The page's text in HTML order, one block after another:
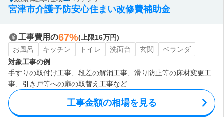
宮津市介護予防安心住まい改修費補助金
工事費用の67%(上限16万円)
お風呂
キッチン トイレ 洗面台 玄関
ベランダ
対象工事の例
手すりの取付け工事、段差の解消工事、滑り防止等の床材変更工
事、引き戸等への扉の取替え工事など
工事金額の相場を見る